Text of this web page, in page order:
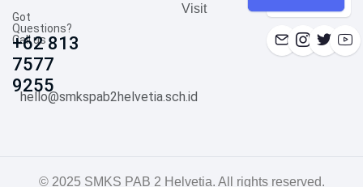
Got
Questions?
Call us
+62 813
7577
9255
hello@smkspab2helvetia.sch.id
Visit
© 2025 SMKS PAB 2 Helvetia. All rights reserved.